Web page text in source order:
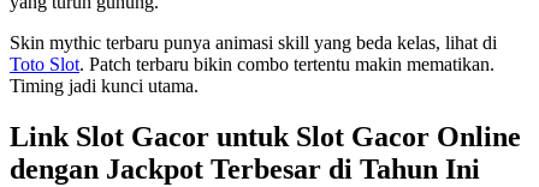
Skin mythic terbaru punya animasi skill yang beda kelas, lihat di
Toto Slot. Patch terbaru bikin combo tertentu makin mematikan.
Timing jadi kunci utama.
Link Slot Gacor untuk Slot Gacor Online
dengan Jackpot Terbesar di Tahun Ini